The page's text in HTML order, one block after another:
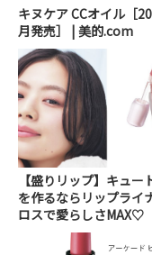
キヌケア CCオイル［
月発売］ | 美的.com
【盛りリップ】キュー
を作るならリップライ
ロスで愛らしさMAX♡